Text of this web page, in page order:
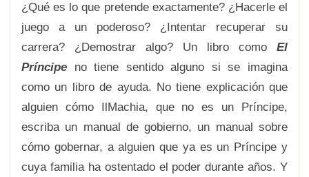
¿Qué es lo que pretende exactamente? ¿Hacerle el
juego a un poderoso? ¿Intentar recuperar su
carrera? ¿Demostrar algo? Un libro como El
Príncipe no tiene sentido alguno si se imagina
como un libro de ayuda. No tiene explicación que
alguien cómo IlMachia, que no es un Príncipe,
escriba un manual de gobierno, un manual sobre
cómo gobernar, a alguien que ya es un Príncipe y
cuya familia ha ostentado el poder durante años. Y